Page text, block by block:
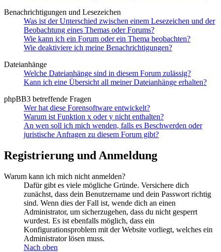
Benachrichtigungen und Lesezeichen
Was ist der Unterschied zwischen einem Lesezeichen und der
Beobachtung eines Themas oder Forums?
Wie kann ich ein Forum oder ein Thema beobachten?
Wie deaktiviere ich meine Benachrichtigungen?
Dateianhänge
Welche Dateianhänge sind in diesem Forum zulässig?
Kann ich eine Übersicht all meiner Dateianhänge erhalten?
phpBB3 betreffende Fragen
Wer hat diese Forensoftware entwickelt?
Warum ist Funktion x oder y nicht enthalten?
An wen soll ich mich wenden, falls es Beschwerden oder
juristische Anfragen zu diesem Forum gibt?
Registrierung und Anmeldung
Warum kann ich mich nicht anmelden?
Dafür gibt es viele mögliche Gründe. Versichere dich
zunächst, dass dein Benutzername und dein Passwort richtig
sind. Wenn dies der Fall ist, wende dich an einen
Administrator, um sicherzugehen, dass du nicht gesperrt
wurdest. Es ist ebenfalls möglich, dass ein
Konfigurationsproblem mit der Website vorliegt, welches ein
Administrator lösen muss.
Nach oben